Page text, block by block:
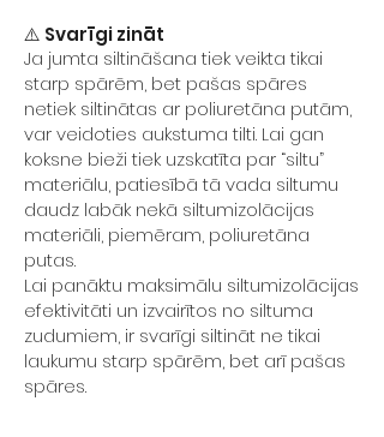
⚠️ Svarīgi zināt
Ja jumta siltināšana tiek veikta tikai
starp spārēm, bet pašas spāres
netiek siltinātas ar poliuretāna putām,
var veidoties aukstuma tilti. Lai gan
koksne bieži tiek uzskatīta par “siltu”
materiālu, patiesībā tā vada siltumu
daudz labāk nekā siltumizolācijas
materiāli, piemēram, poliuretāna
putas.
Lai panāktu maksimālu siltumizolācijas
efektivitāti un izvairītos no siltuma
zudumiem, ir svarīgi siltināt ne tikai
laukumu starp spārēm, bet arī pašas
spāres.